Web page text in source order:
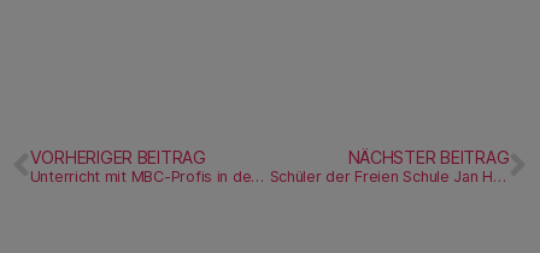
VORHERIGER BEITRAG
Unterricht mit MBC-Profis in der Freien Schule „Jan Hus“
NÄCHSTER BEITRAG
Schüler der Freien Schule Jan Hus beteiligten sich mit Programm an der Gedenkfeier zur Reichspogromnacht